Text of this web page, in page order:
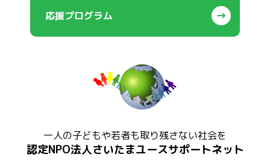
応援プログラム
一人の子どもや若者も取り残さない社会を
認定NPO法人さいたまユースサポートネット